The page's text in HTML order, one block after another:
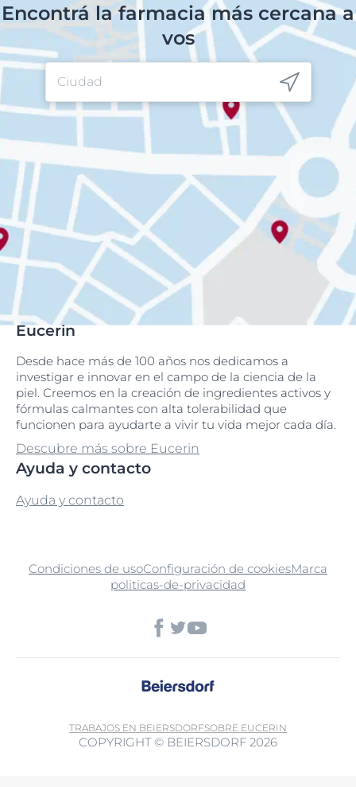
Encontrá la farmacia más cercana a
vos
Eucerin
Desde hace más de 100 años nos dedicamos a
investigar e innovar en el campo de la ciencia de la
piel. Creemos en la creación de ingredientes activos y
fórmulas calmantes con alta tolerabilidad que
funcionen para ayudarte a vivir tu vida mejor cada día.
Descubre más sobre Eucerin
Ayuda y contacto
Ayuda y contacto
Condiciones de usoConfiguración de cookiesMarca
politicas-de-privacidad
TRABAJOS EN BEIERSDORFSOBRE EUCERIN
COPYRIGHT © BEIERSDORF 2026